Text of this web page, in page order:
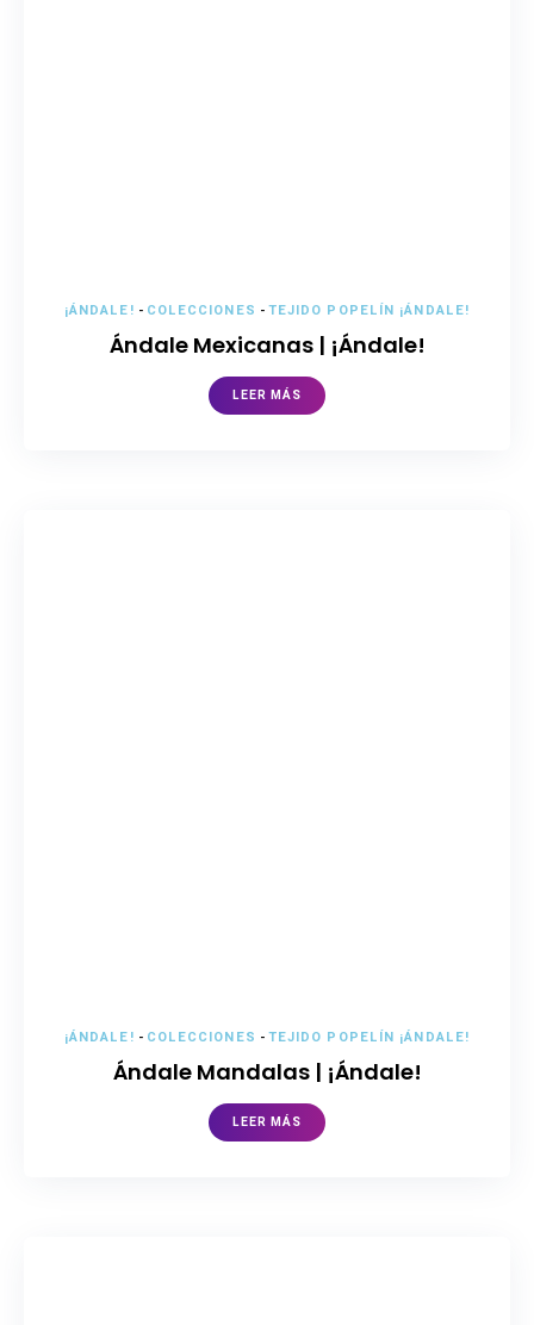
¡ÁNDALE! - COLECCIONES -TEJIDO POPELÍN ¡ÁNDALE!
Ándale Mexicanas | ¡Ándale!
LEER MÁS
¡ÁNDALE! - COLECCIONES -TEJIDO POPELÍN ¡ÁNDALE!
Ándale Mandalas | ¡Ándale!
LEER MÁS